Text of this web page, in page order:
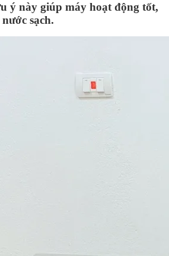
ý này giúp máy hoạt động tốt,
sạch.